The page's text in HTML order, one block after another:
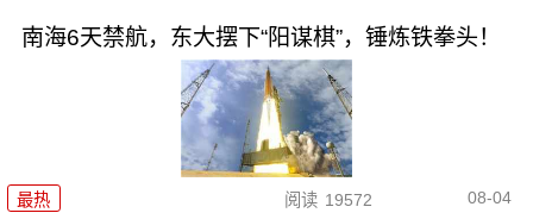
南海6天禁航，东大摆下“阳谋棋”，锤炼铁拳头！
最热 阅读 19572 08-04